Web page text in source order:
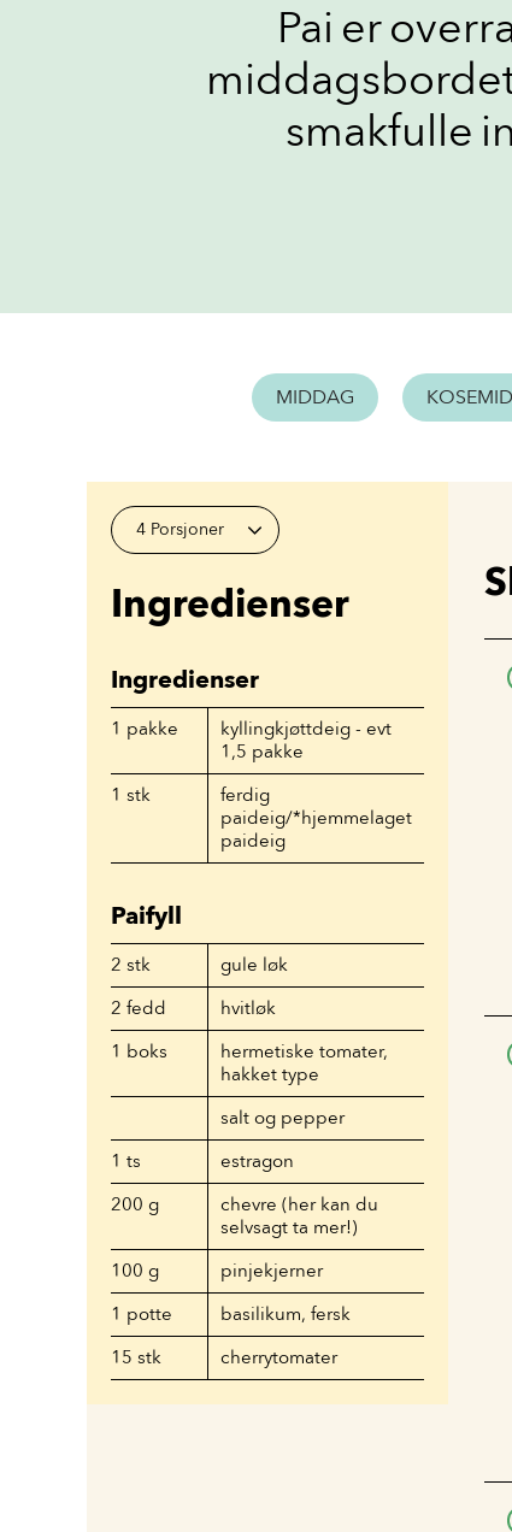
Pai er
smakfulle
MIDDAG
4 Porsjoner
Ingredienser
Ingredienser
1 pakke
kyllingkjøttdeig - evt
1,5 pakke
1 stk
ferdig
paideig/*hjemmelaget
paideig
Paifyll
2 stk
gule løk
2 fedd
hvitløk
1 boks
hermetiske tomater,
hakket type
salt og pepper
1 ts
estragon
200 g
chevre (her kan du
selvsagt ta mer!)
100 g
pinjekjerner
1 potte
basilikum, fersk
15 stk cherrytomater